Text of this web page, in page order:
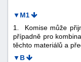
▼M1
1. Komise může
případně pro
těchto materiálů a
▼B